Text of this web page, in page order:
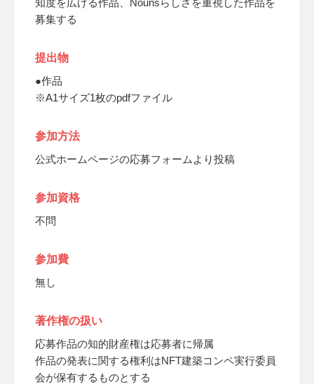
知度を広げる作品、Nounsらしさを重視した作品を
募集する
提出物
●作品
※A1サイズ1枚のpdfファイル
参加方法
公式ホームページの応募フォームより投稿
参加資格
不問
参加費
無し
著作権の扱い
応募作品の知的財産権は応募者に帰属
作品の発表に関する権利はNFT建築コンペ実行委員
会が保有するものとする